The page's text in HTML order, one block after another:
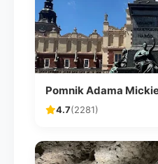
Pomnik Adama
4.7(2281)